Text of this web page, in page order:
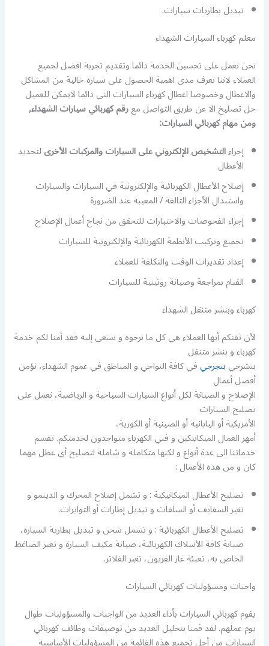
تبديل بطاريات سيارات.
معلم كهرباء السيارات الشهداء
نحن نعمل على تحسين الخدمة دائما وتقديم تجربة افضل لجميع
العملاء لاننا نعرف مدى اهمية الحصول على سيارة خالية من المشاكل
والاعطال وخصوصا اعطال كهرباء السيارات التي دائما لايمكن للعميل
حل تصليخ الا عن طريق التواصل معرقم كهربائي سيارات الشهداء,
ومن مهام كهربائي السيارات:
إجراءالتشخيص الإلكتروني على السيارات والمركبات الأخرىلتحديد
الأعطال
إصلاح الأعطال الكهربائية والإلكترونية في السيارات والسيارات
واستبدال الأجزاء التالفة / المعيبة عند الضرورة
إجراء الفحوصات والاختبارات للتحقق من نجاح أعمال الإصلاح
تجميع وتركيب الأنظمة الكهربائية والإلكترونية للسيارات
إعداد تقديرات الوقت والتكلفة للعملاء
القيام بمراجعة وصيانة روتينية للسيارات
كهرباء وبنشر متنقل الشهداء
لأن ثقتكم أيها العملاء هي كل ما نرجوه و نسعى إليه فقد أمنا لكم خدمة
كهرباء و بنشر متنقل
بنشرجيبنجرجيفي كافة النواحي و المناطق في عموم الشهداء، نؤمن
أفضل أعمال
الإصلاح و الصيانة لكل أنواع السيارات السياحية و الرياضية، نعمل على
تصليح السيارات
الأمريكية أو اليابانية أو الصينية أو الكورية،
أمهر العمال الميكانيكين و فني الكهرباء متواجدون لخدمتكم. تقسم
خدماتنا الى عدة أنواع و لكنها متكاملة و شاملة لتصليح أي عطل مهما
كان و من هذه الأعمال :
تصليح الأعطال الميكانيكية : و تشمل إصلاح المحرك و الدينمو و
تغير السفايف أو السلفات و تبديل إطارات أو التوايرات.
تصليح الأعطال الكهربائية : و تشمل شحن و تبديل بطارية السيارة،
صيانة كافة الأسلاك الكهربائية، صيانة مكيف السيارة و تغير الضاغط
الخاص به، تعبئة غاز الفريون، تغير الفلاتر.
واجبات ومسؤوليات كهربائي السيارات
يقوم كهربائي السيارات بأداء العديد من الواجبات والمسؤوليات طوال
يوم عملهم. لقد قمنا بتحليل العديد من توصيفات وظائف كهربائي